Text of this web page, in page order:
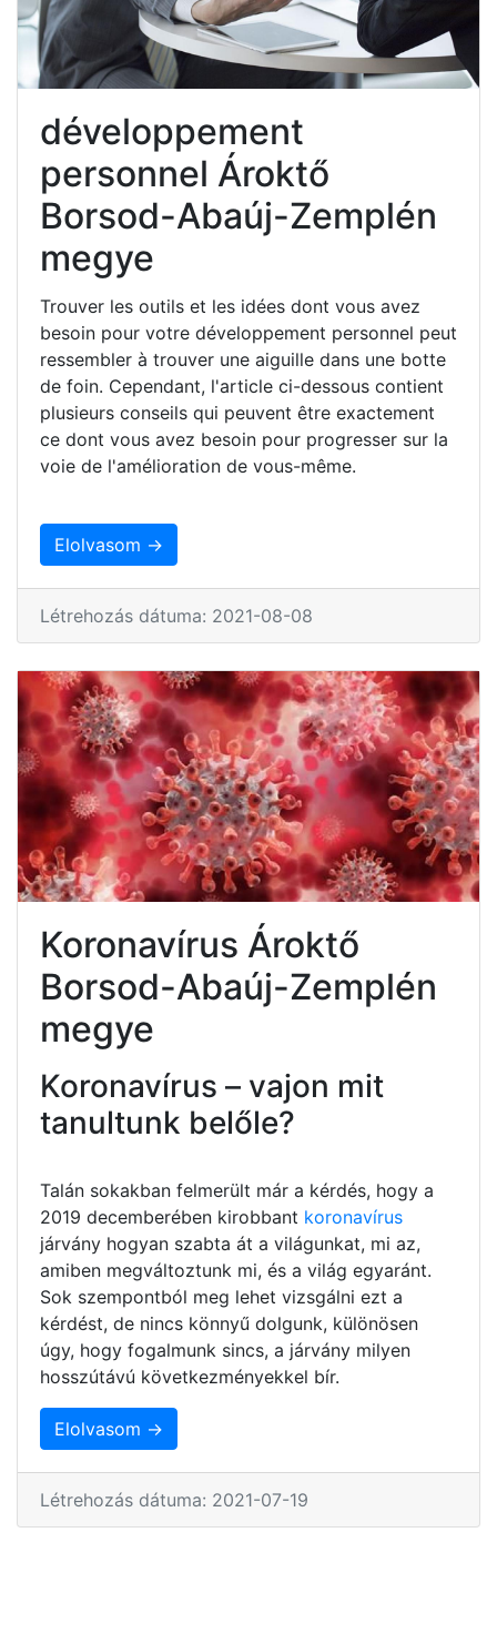
développement
personnel Ároktő
Borsod-Abaúj-Zemplén
megye
Trouver les outils et les idées dont vous avez
besoin pour votre développement personnel peut
ressembler à trouver une aiguille dans une botte
de foin. Cependant, l'article ci-dessous contient
plusieurs conseils qui peuvent être exactement
ce dont vous avez besoin pour progresser sur la
voie de l'amélioration de vous-même.
Elolvasom →
Létrehozás dátuma: 2021-08-08
Koronavírus Ároktő
Borsod-Abaúj-Zemplén
megye
Koronavírus – vajon mit
tanultunk belőle?
Talán sokakban felmerült már a kérdés, hogy a
2019 decemberében kirobbant koronavírus
járvány hogyan szabta át a világunkat, mi az,
amiben megváltoztunk mi, és a világ egyaránt.
Sok szempontból meg lehet vizsgálni ezt a
kérdést, de nincs könnyű dolgunk, különösen
úgy, hogy fogalmunk sincs, a járvány milyen
hosszútávú következményekkel bír.
Elolvasom →
Létrehozás dátuma: 2021-07-19